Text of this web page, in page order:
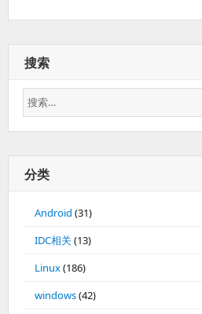
搜索
搜
索：
分类
Android (31)
IDC相关(13)
Linux(186)
windows(42)